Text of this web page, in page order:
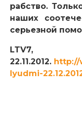
рабство.
наших
серьезной
LTV7,
22.11.2012. http://
lyudmi-